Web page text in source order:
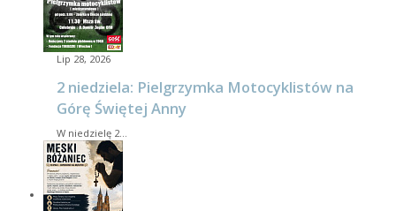
Lip 28, 2026
2 niedziela: Pielgrzymka Motocyklistów na
Górę Świętej Anny
W niedzielę 2…